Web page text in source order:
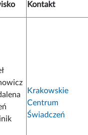
Kontakt
Krakowskie
Centrum
Świadczeń